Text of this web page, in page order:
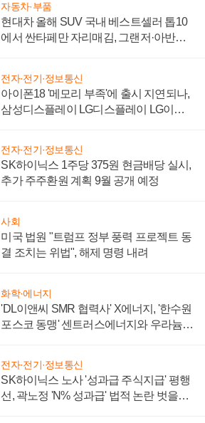
자동차·부품
현대차 올해 SUV 국내 베스트셀러 톱10
에서 싼타페만 자리매김, 그랜저·아반떼
전자·전기·정보통신
아이폰18 '메모리 부족'에 출시 지연되나,
삼성디스플레이 LG디스플레이 LG이노
전자·전기·정보통신
SK하이닉스 1주당 375원 현금배당 실시,
추가 주주환원 계획 9월 공개 예정
사회
미국 법원 "트럼프 정부 풍력 프로젝트 동
결 조치는 위법", 해제 명령 내려
화학·에너지
'DL이앤씨 SMR 협력사' X에너지, '한수원
포스코 동맹' 센트러스에너지와 우라늄
전자·전기·정보통신
SK하이닉스 노사 '성과급 주식지급' 평행
선, 곽노정 'N% 성과급' 법적 논란 벗을지